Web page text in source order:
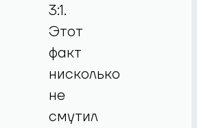
3:1.
Этот
факт
нисколько
не
смутил